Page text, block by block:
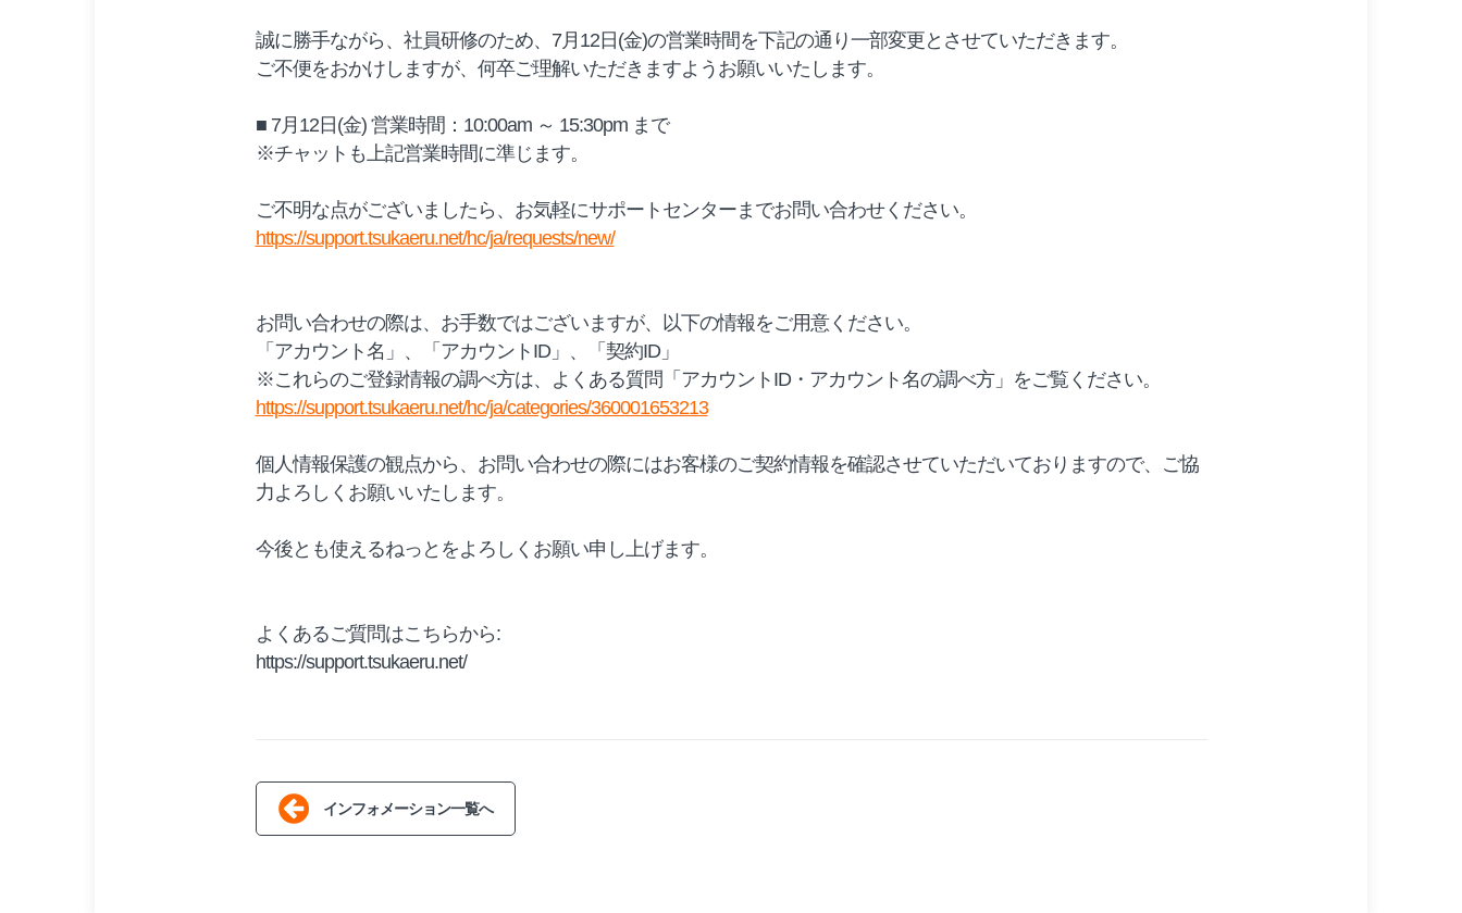
誠に勝手ながら、社員研修のため、7月12日(金)​の営業時間を下記の通り一部変更とさせていただきます。
ご不便をおかけしますが、何卒ご理解いただきますようお願いいたします。
■ 7月12日(金)​ 営業時間：10:00am ～ 15:30pm まで
※チャットも上記営業時間に準じます。
ご不明な点がございましたら、お気軽にサポートセンターまでお問い合わせください。
https://support.tsukaeru.net/hc/ja/requests/new/
お問い合わせの際は、お手数ではございますが、以下の情報をご用意ください。
「アカウント名」、「アカウントID」、「契約ID」
※これらのご登録情報の調べ方は、よくある質問「アカウントID・アカウント名の調べ方」をご覧ください。
https://support.tsukaeru.net/hc/ja/categories/360001653213
個人情報保護の観点から、お問い合わせの際にはお客様のご契約情報を確認させていただいておりますので、ご協
力よろしくお願いいたします。
今後とも使えるねっとをよろしくお願い申し上げます。
よくあるご質問はこちらから:
https://support.tsukaeru.net/
インフォメーション一覧へ